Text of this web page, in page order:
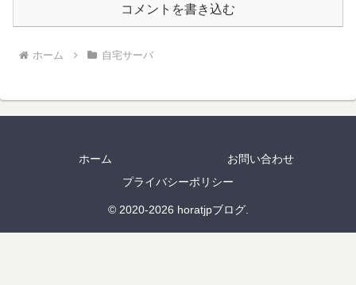
コメントを書き込む
ホーム 自宅サーバ
ホーム
お問い合わせ
プライバシーポリシー
© 2020-2026 horatjpブログ.